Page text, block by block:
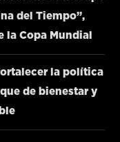
del Tiempo”,
Copa Mundial
la política
de bienestar y